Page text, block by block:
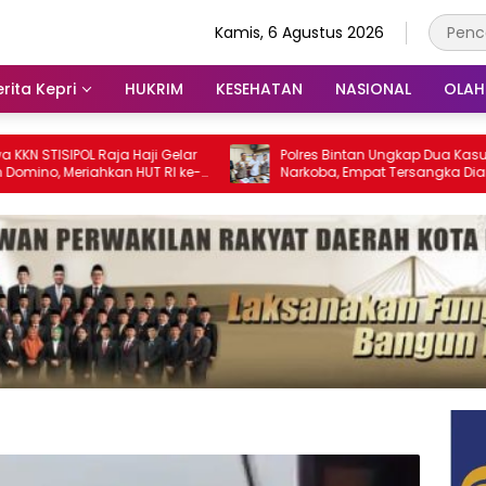
Kamis, 6 Agustus 2026
Kepri HUKRIM KESEHATAN NASIONAL
Raja Haji Gelar
HUT RI ke-
Polres Bintan Ungkap Dua Kasus
Narkoba, Empat Tersangka Diamankan